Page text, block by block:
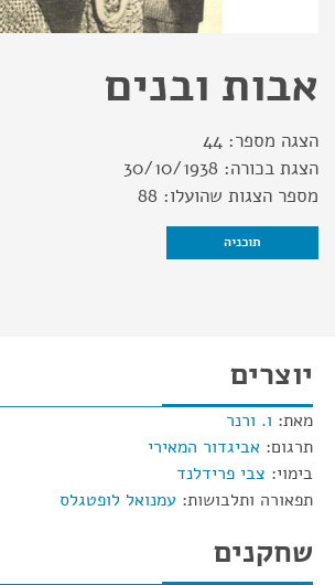
אבות ובנים
הצגה מספר: 44
הצגת בכורה: 30/10/1938
מספר הצגות שהועלו: 88
תוכניה
יוצרים
מאת: ו. ורנר
תרגום: אביגדור המאירי
בימוי: צבי פרידלנד
תפאורה ותלבושות: עמנואל לופטגלס
שחקנים